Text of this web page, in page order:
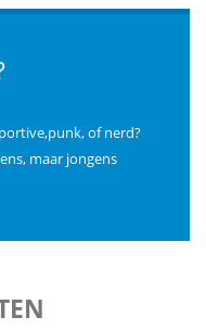
of nerd?
maar jongens